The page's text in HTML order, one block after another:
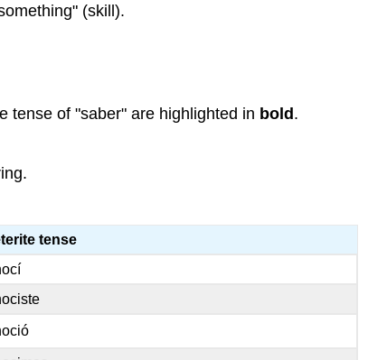
(skill).
tense of "saber" are highlighted in bold.
tense